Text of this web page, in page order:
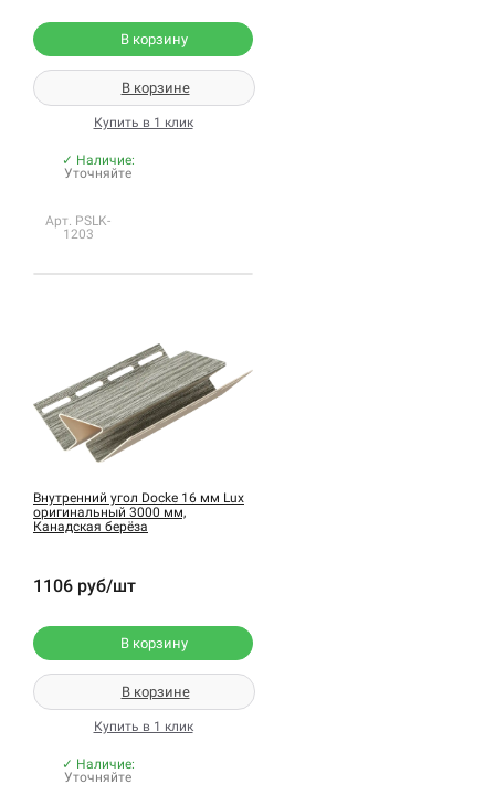
В корзину
В корзине
Купить в 1 клик
✓ Наличие:
Уточняйте
Арт. PSLK-
1203
Внутренний угол Docke 16 мм Lux
оригинальный 3000 мм,
Канадская берёза
1106 руб/шт
В корзину
В корзине
Купить в 1 клик
✓ Наличие:
Уточняйте